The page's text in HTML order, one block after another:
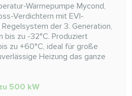
Wärmepumpe Mycond,
Verdichtern mit EVI-
der 3. Generation,
bis zu -32°C. Produziert
zu +60°C, ideal für große
Heizung das ganze
500 kW